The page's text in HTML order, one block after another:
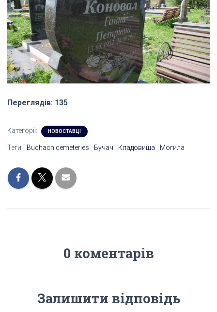
Переглядів: 135
Категорії: НОВОСТАВЦІ
Теги: Buchach cemeteries Бучач Кладовища Могила
0 коментарів
Залишити відповідь